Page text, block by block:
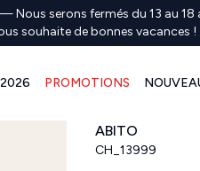
—Nous serons fermés du 13 au 18
souhaite de bonnes vacances !
PROMOTIONS
ABITO
CH_13999